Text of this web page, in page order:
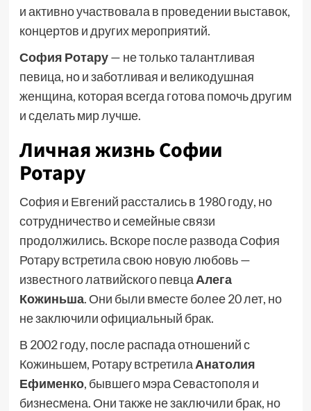
и активно участвовала в проведении выставок,
концертов и других мероприятий.
София Ротару— не только талантливая
певица, но и заботливая и великодушная
женщина, которая всегда готова помочь другим
и сделать мир лучше.
Личная жизнь Софии
Ротару
София и Евгений расстались в 1980 году, но
сотрудничество и семейные связи
продолжились. Вскоре после развода София
Ротару встретила свою новую любовь —
известного латвийского певца Алега
Кожиньша. Они были вместе более 20 лет, но
не заключили официальный брак.
В 2002 году, после распада отношений с
Кожиньшем, Ротару встретила Анатолия
Ефименко, бывшего мэра Севастополя и
бизнесмена. Они также не заключили брак, но